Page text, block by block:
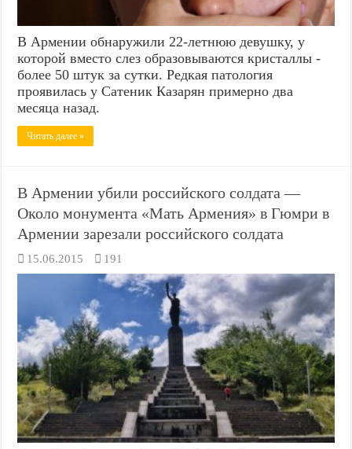
В Армении обнаружили 22-летнюю девушку, у
которой вместо слез образовываются кристаллы -
более 50 штук за сутки. Редкая патология
проявилась у Сатеник Казарян примерно два
месяца назад.
Читать далее »
В Армении убили российского солдата —
Около монумента «Мать Армения» в Гюмри в
Армении зарезали российского солдата
15.06.2015 191